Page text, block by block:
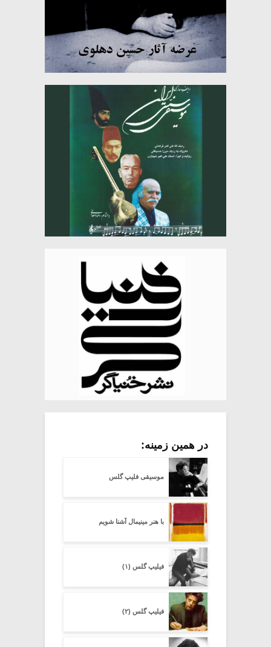
در همین زمینه:
موسیقی فلیپ گلس
با هنر مینیمال آشنا شویم
فیلیپ گلس (۱)
فیلیپ گلس (۲)